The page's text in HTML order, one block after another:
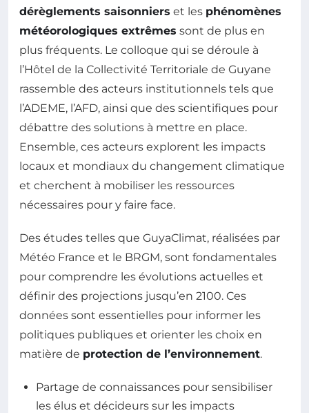
dérèglements saisonniers et les phénomènes
météorologiques extrêmes sont de plus en
plus fréquents. Le colloque qui se déroule à
l’Hôtel de la Collectivité Territoriale de Guyane
rassemble des acteurs institutionnels tels que
l’ADEME, l’AFD, ainsi que des scientifiques pour
débattre des solutions à mettre en place.
Ensemble, ces acteurs explorent les impacts
locaux et mondiaux du changement climatique
et cherchent à mobiliser les ressources
nécessaires pour y faire face.
Des études telles que GuyaClimat, réalisées par
Météo France et le BRGM, sont fondamentales
pour comprendre les évolutions actuelles et
définir des projections jusqu’en 2100. Ces
données sont essentielles pour informer les
politiques publiques et orienter les choix en
matière de protection de l’environnement.
Partage de connaissances pour sensibiliser
les élus et décideurs sur les impacts